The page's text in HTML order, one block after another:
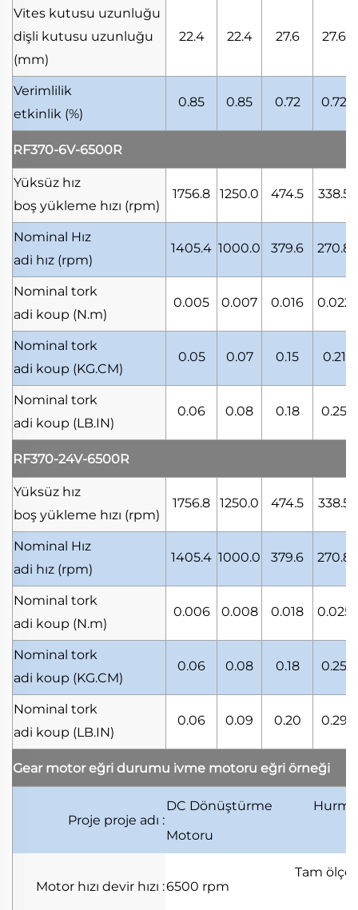
Vites kutusu uzunluğu
dişli kutusu uzunluğu
(mm)
22.4 22.4 27.6 27.6
Verimlilik
etkinlik (%)
0.85 0.85 0.72 0.72
RF370-6V-6500R
Yüksüz hız
boş yükleme hızı (rpm)
1756.8 1250.0 474.5 338.5
Nominal Hız
adi hız (rpm)
1405.4 1000.0 379.6 270.8
Nominal tork
adi koup (N.m)
0.005 0.007 0.016 0.022
Nominal tork
adi koup (KG.CM)
0.05 0.07 0.15 0.21
Nominal tork
adi koup (LB.IN)
0.06 0.08 0.18 0.25
RF370-24V-6500R
Yüksüz hız
boş yükleme hızı (rpm)
1756.8 1250.0 474.5 338.5
Nominal Hız
adi hız (rpm)
1405.4 1000.0 379.6 270.8
Nominal tork
adi koup (N.m)
0.006 0.008 0.018 0.025
Nominal tork
adi koup (KG.CM)
0.06 0.08 0.18 0.25
Nominal tork
adi koup (LB.IN)
0.06 0.09 0.20 0.29
Gear motor eğri durumu i̇vme motoru eğri örneği
Proje proje adı :
DC Dönüştürme
Motoru
Motor hızı devir hızı :6500 rpm
Tam